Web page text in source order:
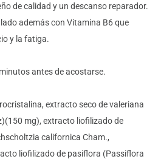
de calidad y un descanso reparador.
además con Vitamina B6 que
y la fatiga.
antes de acostarse.
extracto seco de valeriana
mg), extracto liofilizado de
californica Cham.,
liofilizado de pasiflora (Passiflora